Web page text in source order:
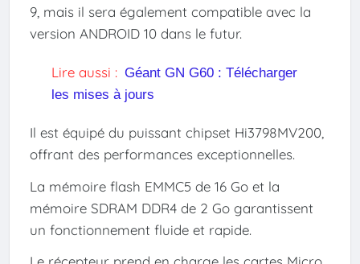
9, mais il sera également compatible avec la
version ANDROID 10 dans le futur.
Lire aussi : Géant GN G60 : Télécharger
les mises à jours
Il est équipé du puissant chipset Hi3798MV200,
offrant des performances exceptionnelles.
La mémoire flash EMMC5 de 16 Go et la
mémoire SDRAM DDR4 de 2 Go garantissent
un fonctionnement fluide et rapide.